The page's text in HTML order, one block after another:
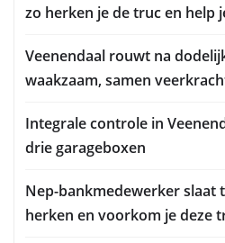
zo herken je de truc en help
Veenendaal rouwt na
waakzaam, samen
Integrale controle in
drie garageboxen
Nep-bankmedewerker slaat
herken en voorkom je deze